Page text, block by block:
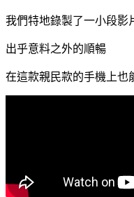
我們特地錄製了一小段影
出乎意料之外的順暢
在這款親民款的手機上也